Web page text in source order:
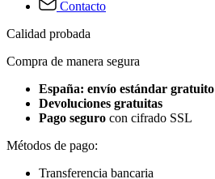
Contacto
Calidad probada
Compra de manera segura
España: envío estándar gratuito
Devoluciones gratuitas
Pago seguro con cifrado SSL
Métodos de pago:
Transferencia bancaria